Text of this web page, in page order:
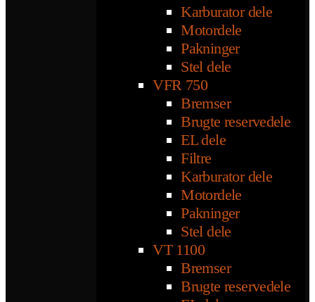
Karburator dele
Motordele
Pakninger
Stel dele
VFR 750
Bremser
Brugte reservedele
EL dele
Filtre
Karburator dele
Motordele
Pakninger
Stel dele
VT 1100
Bremser
Brugte reservedele